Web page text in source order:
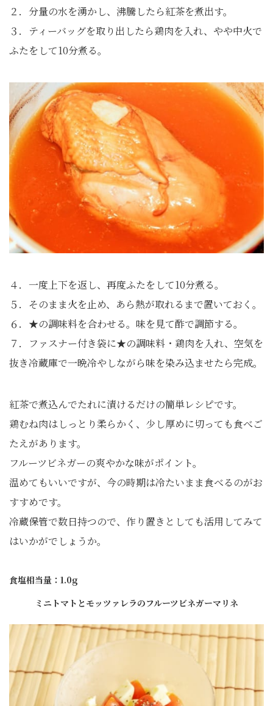
２．分量の水を湧かし、沸騰したら紅茶を煮出す。
３．ティーバッグを取り出したら鶏肉を入れ、やや中火で
ふたをして10分煮る。
４．一度上下を返し、再度ふたをして10分煮る。
５．そのまま火を止め、あら熱が取れるまで置いておく。
６．★の調味料を合わせる。味を見て酢で調節する。
７．ファスナー付き袋に★の調味料・鶏肉を入れ、空気を
抜き冷蔵庫で一晩冷やしながら味を染み込ませたら完成。
紅茶で煮込んでたれに漬けるだけの簡単レシピです。
鶏むね肉はしっとり柔らかく、少し厚めに切っても食べご
たえがあります。
フルーツビネガーの爽やかな味がポイント。
温めてもいいですが、今の時期は冷たいまま食べるのがお
すすめです。
冷蔵保管で数日持つので、作り置きとしても活用してみて
はいかがでしょうか。
食塩相当量：1.0g
ミニトマトとモッツァレラのフルーツビネガーマリネ